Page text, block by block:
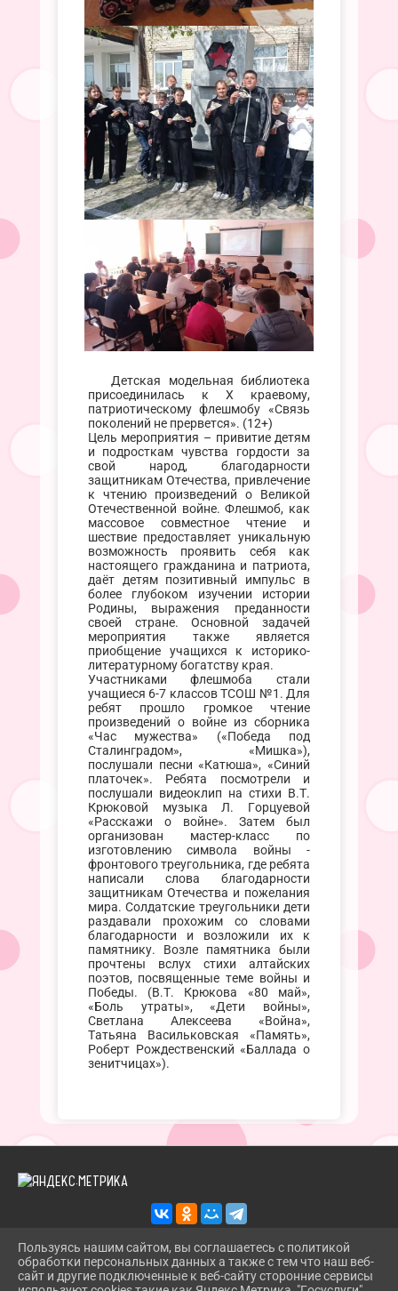
Детская модельная библиотека
присоединилась к X краевому,
патриотическому флешмобу «Связь
поколений не прервется». (12+)
Цель мероприятия – привитие детям
и подросткам чувства гордости за
свой народ, благодарности
защитникам Отечества, привлечение
к чтению произведений о Великой
Отечественной войне. Флешмоб, как
массовое совместное чтение и
шествие предоставляет уникальную
возможность проявить себя как
настоящего гражданина и патриота,
даёт детям позитивный импульс в
более глубоком изучении истории
Родины, выражения преданности
своей стране. Основной задачей
мероприятия также является
приобщение учащихся к историко-
литературному богатству края.
Участниками флешмоба стали
учащиеся 6-7 классов ТСОШ №1. Для
ребят прошло громкое чтение
произведений о войне из сборника
«Час мужества» («Победа под
Сталинградом», «Мишка»),
послушали песни «Катюша», «Синий
платочек». Ребята посмотрели и
послушали видеоклип на стихи В.Т.
Крюковой музыка Л. Горцуевой
«Расскажи о войне». Затем был
организован мастер-класс по
изготовлению символа войны -
фронтового треугольника, где ребята
написали слова благодарности
защитникам Отечества и пожелания
мира. Солдатские треугольники дети
раздавали прохожим со словами
благодарности и возложили их к
памятнику. Возле памятника были
прочтены вслух стихи алтайских
поэтов, посвященные теме войны и
Победы. (В.Т. Крюкова «80 май»,
«Боль утраты», «Дети войны»,
Светлана Алексеева «Война»,
Татьяна Васильковская «Память»,
Роберт Рождественский «Баллада о
зенитчицах»).
2026 Г. TROITSKBIBLIOTEKA.RU
Пользуясь нашим сайтом, вы соглашаетесь с политикой
обработки персональных данных а также с тем что наш веб-
сайт и другие подключенные к веб-сайту сторонние сервисы